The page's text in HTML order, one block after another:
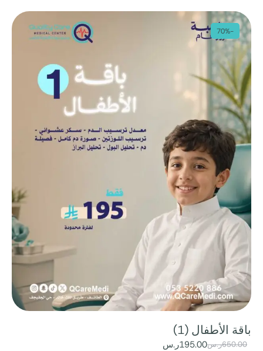
-70%
باقة الأطفال (1)
650.00ر.س195.00ر.س